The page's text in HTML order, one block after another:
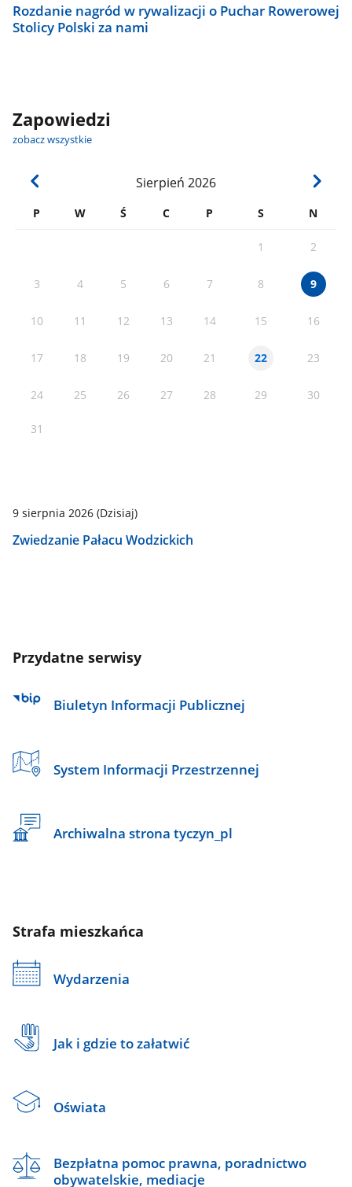
Rozdanie nagród w rywalizacji o Puchar Rowerowej
Stolicy Polski za nami
Zapowiedzi
zobacz wszystkie
Sierpień 2026
P W Ś C P S N
1 2
3 4 5 6 7 8 9
10 11 12 13 14 15 16
17 18 19 20 21 22 23
24 25 26 27 28 29 30
31
9 sierpnia 2026(Dzisiaj)
Zwiedzanie Pałacu Wodzickich
Przydatne serwisy
Biuletyn Informacji Publicznej
System Informacji Przestrzennej
Archiwalna strona tyczyn_pl
Strafa mieszkańca
Wydarzenia
Jak i gdzie to załatwić
Oświata
Bezpłatna pomoc prawna, poradnictwo
obywatelskie, mediacje